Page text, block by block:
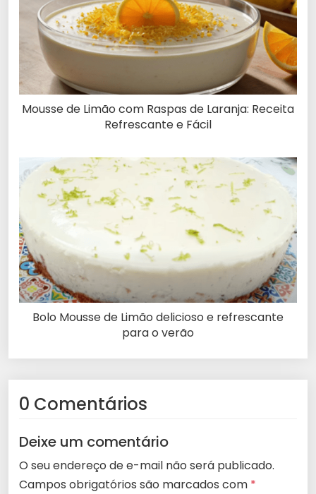
Mousse de Limão com Raspas de Laranja: Receita
Refrescante e Fácil
Bolo Mousse de Limão delicioso e refrescante
para o verão
0 Comentários
Deixe um comentário
O seu endereço de e-mail não será publicado.
Campos obrigatórios são marcados com *